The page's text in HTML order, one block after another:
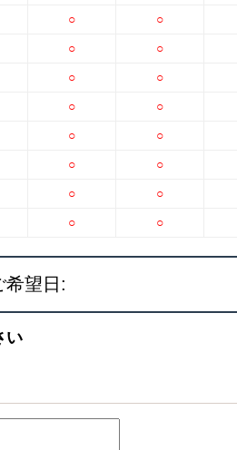
○
○
○
○
○
○
○
○
○
○
○
○
○
○
○
○
希望日:
い